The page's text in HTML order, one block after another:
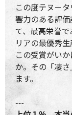
この度テヌー
響力のある評
て、最高栄誉
リアの最優秀
この受賞がい
か。その「凄
ます。
---